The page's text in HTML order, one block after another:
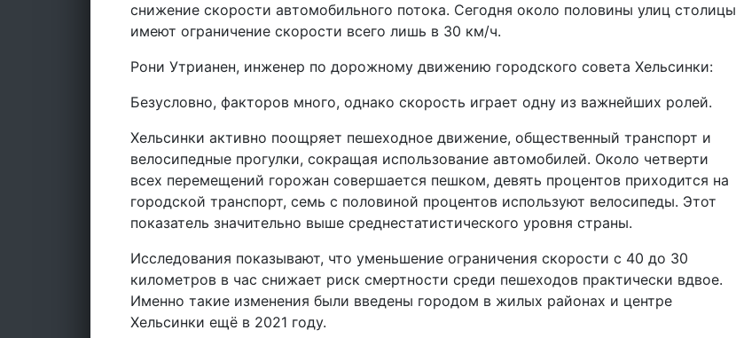
снижение скорости автомобильного потока. Сегодня около половины улиц столицы
имеют ограничение скорости всего лишь в 30 км/ч.
Рони Утрианен, инженер по дорожному движению городского совета Хельсинки:
Безусловно, факторов много, однако скорость играет одну из важнейших ролей.
Хельсинки активно поощряет пешеходное движение, общественный транспорт и
велосипедные прогулки, сокращая использование автомобилей. Около четверти
всех перемещений горожан совершается пешком, девять процентов приходится на
городской транспорт, семь с половиной процентов используют велосипеды. Этот
показатель значительно выше среднестатистического уровня страны.
Исследования показывают, что уменьшение ограничения скорости с 40 до 30
километров в час снижает риск смертности среди пешеходов практически вдвое.
Именно такие изменения были введены городом в жилых районах и центре
Хельсинки ещё в 2021 году.